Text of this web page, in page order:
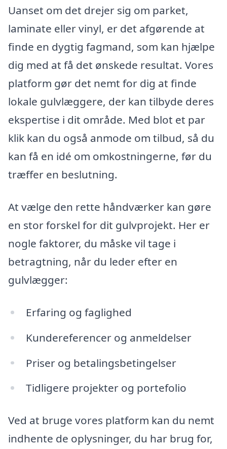
Uanset om det drejer sig om parket,
laminate eller vinyl, er det afgørende at
finde en dygtig fagmand, som kan hjælpe
dig med at få det ønskede resultat. Vores
platform gør det nemt for dig at finde
lokale gulvlæggere, der kan tilbyde deres
ekspertise i dit område. Med blot et par
klik kan du også anmode om tilbud, så du
kan få en idé om omkostningerne, før du
træffer en beslutning.
At vælge den rette håndværker kan gøre
en stor forskel for dit gulvprojekt. Her er
nogle faktorer, du måske vil tage i
betragtning, når du leder efter en
gulvlægger:
Erfaring og faglighed
Kundereferencer og anmeldelser
Priser og betalingsbetingelser
Tidligere projekter og portefolio
Ved at bruge vores platform kan du nemt
indhente de oplysninger, du har brug for,